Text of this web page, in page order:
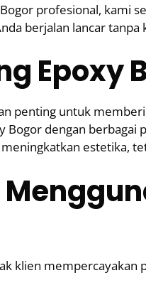
profesional, kami
berjalan lancar tanpa
Epoxy
penting untuk
Bogor dengan
estetika,
klien